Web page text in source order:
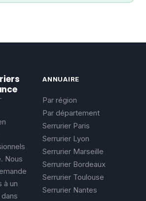
Nous
à un
ANNUAIRE
Par région
Par département
Serrurier Paris
Serrurier Lyon
Serrurier Marseille
Serrurier Bordeaux
Serrurier Toulouse
Serrurier Nantes